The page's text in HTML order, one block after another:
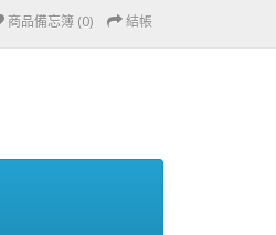
商品備忘簿 (0) 結帳